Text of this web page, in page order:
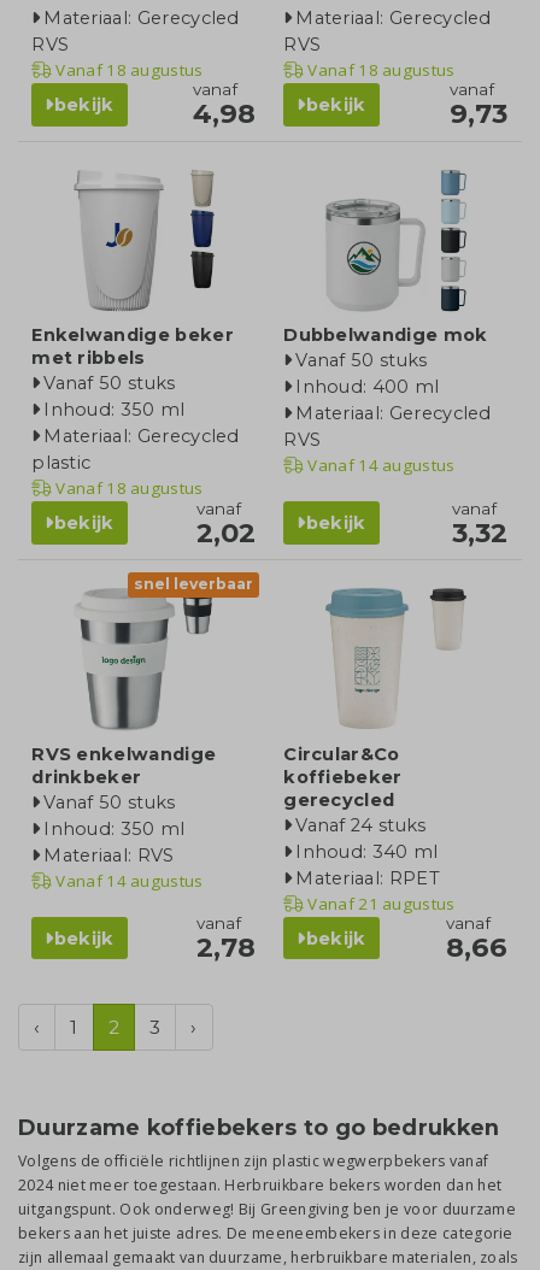
Materiaal: Gerecycled
RVS
Vanaf18 augustus
bekijk
vanaf
4,98
Materiaal: Gerecycled
RVS
Vanaf18 augustus
bekijk
vanaf
9,73
Enkelwandige beker
met ribbels
Vanaf 50 stuks
Inhoud: 350 ml
Materiaal: Gerecycled
plastic
Vanaf18 augustus
bekijk
vanaf
2,02
Dubbelwandige mok
Vanaf 50 stuks
Inhoud: 400 ml
Materiaal: Gerecycled
RVS
Vanaf14 augustus
bekijk
vanaf
3,32
snel leverbaar
RVS enkelwandige
drinkbeker
Vanaf 50 stuks
Inhoud: 350 ml
Materiaal: RVS
Vanaf14 augustus
bekijk
vanaf
2,78
Circular&Co
koffiebeker
gerecycled
Vanaf 24 stuks
Inhoud: 340 ml
Materiaal: RPET
Vanaf21 augustus
bekijk
vanaf
8,66
‹ 1 2 3 ›
Duurzame koffiebekers to go bedrukken
Volgens de officiële richtlijnen zijn plastic wegwerpbekers vanaf
2024 niet meer toegestaan. Herbruikbare bekers worden dan het
uitgangspunt. Ook onderweg! Bij Greengiving ben je voor duurzame
bekers aan het juiste adres. De meeneembekers in deze categorie
zijn allemaal gemaakt van duurzame, herbruikbare materialen, zoals